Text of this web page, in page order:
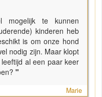
mogelijk te kunnen
kinderen heb
is om onze hond
nodig zijn. Maar klopt
al een paar keer
"
Marie